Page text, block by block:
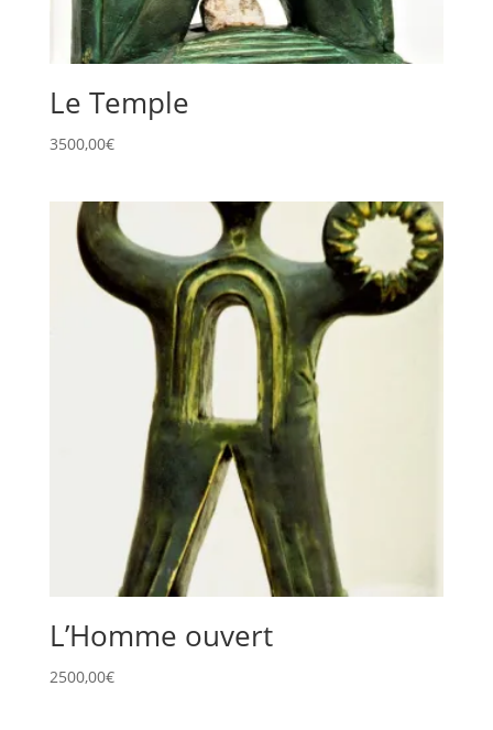
Le Temple
3500,00€
L’Homme ouvert
2500,00€